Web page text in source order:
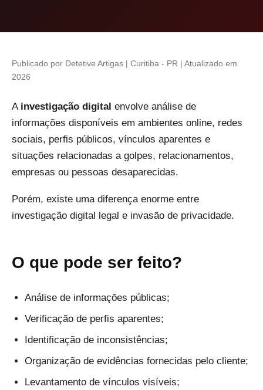
Publicado por Detetive Artigas | Curitiba - PR | Atualizado em
2026
A investigação digital envolve análise de
informações disponíveis em ambientes online, redes
sociais, perfis públicos, vínculos aparentes e
situações relacionadas a golpes, relacionamentos,
empresas ou pessoas desaparecidas.
Porém, existe uma diferença enorme entre
investigação digital legal e invasão de privacidade.
O que pode ser feito?
Análise de informações públicas;
Verificação de perfis aparentes;
Identificação de inconsistências;
Organização de evidências fornecidas pelo cliente;
Levantamento de vínculos visíveis;